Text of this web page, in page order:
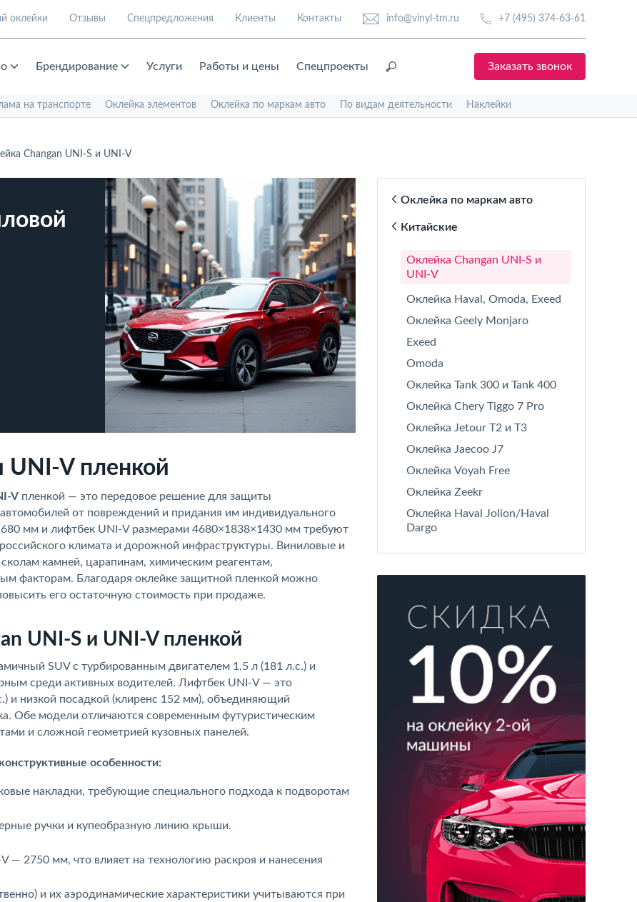
оклейки Отзывы Спецпредложения Клиенты Контакты info@vinyl-tm.ru +7 (495) 374-63-61
Брендирование Услуги Работы и цены Спецпроекты Заказать звонок
на транспорте Оклейка элементов Оклейка по маркам авто По видам деятельности Наклейки
Changan UNI-S и UNI-V
UNI-V пленкой
V пленкой — это передовое решение для защиты
от повреждений и придания им индивидуального
мм и лифтбек UNI-V размерами 4680×1838×1430 мм требуют
климата и дорожной инфраструктуры. Виниловые и
камней, царапинам, химическим реагентам,
факторам. Благодаря оклейке защитной пленкой можно
его остаточную стоимость при продаже.
UNI-S и UNI-V пленкой
SUV с турбированным двигателем 1.5 л (181 л.с.) и
среди активных водителей. Лифтбек UNI-V — это
и низкой посадкой (клиренс 152 мм), объединяющий
Обе модели отличаются современным футуристическим
и сложной геометрией кузовных панелей.
конструктивные особенности:
накладки, требующие специального подхода к подворотам
ручки и купеобразную линию крыши.
— 2750 мм, что влияет на технологию раскроя и нанесения
и их аэродинамические характеристики учитываются при
Оклейка по маркам авто
Китайские
Оклейка Changan UNI-S и
UNI-V
Оклейка Haval, Omoda, Exeed
Оклейка Geely Monjaro
Exeed
Omoda
Оклейка Tank 300 и Tank 400
Оклейка Chery Tiggo 7 Pro
Оклейка Jetour T2 и T3
Оклейка Jaecoo J7
Оклейка Voyah Free
Оклейка Zeekr
Оклейка Haval Jolion/Haval
Dargo